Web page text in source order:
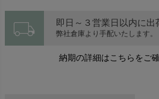
local_shipping 即日～３営業日以内に出
弊社倉庫より手配いたします。
納期の詳細はこちらをご